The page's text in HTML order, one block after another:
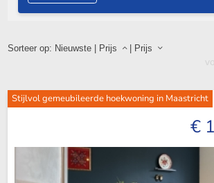
Sorteer op: Nieuwste| Prijs | Prijs
Stijlvol gemeubileerde hoekwoning in Maastricht
€